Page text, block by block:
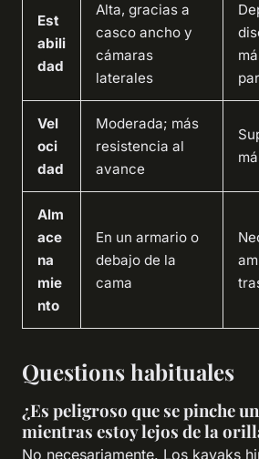
Est
abili
dad
Alta, gracias a
casco ancho y
cámaras
laterales
Vel
oci
dad
Moderada; más
resistencia al
avance
Alm
ace
na
mie
nto
En un armario o
debajo de la
cama
Questions habituales
¿Es peligroso que se pinche
mientras estoy lejos de la
No necesariamente. Los kayaks